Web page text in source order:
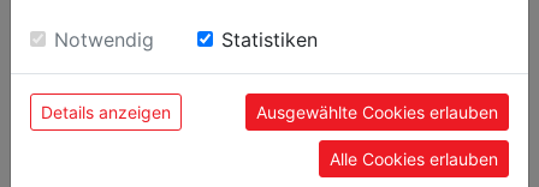
POPULAR PRODUCTS
Einwilligung zu unseren Cookies.
Notwendig Statistiken
Details anzeigen Ausgewählte Cookies erlauben
Alle Cookies erlauben